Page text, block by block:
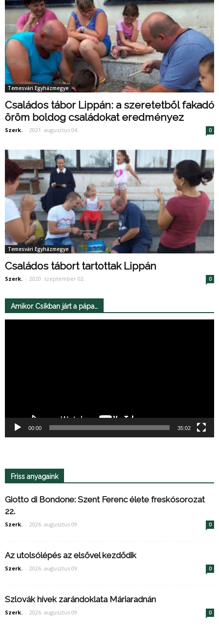
Temesvári Egyházmegye
Családos tábor Lippán: a szeretetből fakadó
öröm boldog családokat eredményez
Szerk. - 2021. augusztus 04. 0
Temesvári Egyházmegye
Családos tábort tartottak Lippán
Szerk. - 2020. szeptember 02. 0
Amikor Csíkban járt a pápa…
00:00 35:02
Friss anyagaink
Giotto di Bondone: Szent Ferenc élete freskósorozat
22.
Szerk. - 2026. augusztus 09. 0
Az utolsólépés az elsővel kezdődik
Szerk. - 2026. augusztus 09. 0
Szlovák hívek zarándoklata Máriaradnán
Szerk. - 2026. augusztus 09. 0